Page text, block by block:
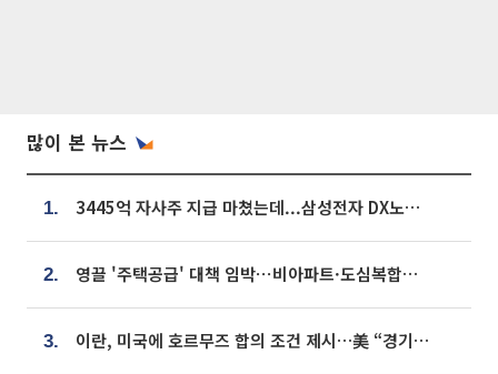
많이 본 뉴스
1. 3445억 자사주 지급 마쳤는데...삼성전자 DX노조, 뒤늦은 '떼쓰기 집회'
2. 영끌 '주택공급' 대책 임박⋯비아파트·도심복합까지 총동원
3. 이란, 미국에 호르무즈 합의 조건 제시…美 “경기 아직 안 끝나” [종합]